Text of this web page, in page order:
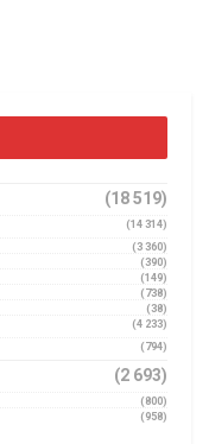
(18 519)
(14 314)
(3 360)
(390)
(149)
(738)
(38)
(4 233)
(794)
(2 693)
(800)
(958)